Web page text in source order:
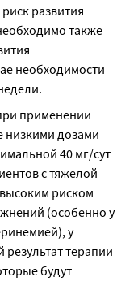
развития
также
необходимости
применении
низкими дозами
40 мг/сут
с тяжелой
риском
(особенно у
у
терапии
будут